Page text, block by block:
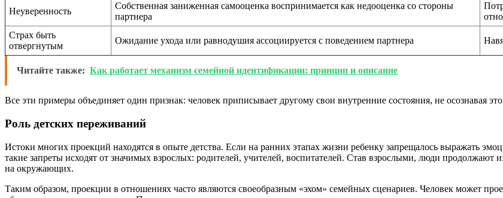
Неуверенность
Собственная заниженная самооценка воспринимается как недооценка со стороны
партнера
Страх быть
отвергнутым
Ожидание ухода или равнодушия ассоциируется с поведением партнера
Читайте также: Как работает механизм семейной идентификации: принцип и описание
Все эти примеры объединяет один признак: человек приписывает другому свои внутренние состояния, не осознавая
Роль детских переживаний
Истоки многих проекций находятся в опыте детства. Если на ранних этапах жизни ребенку запрещалось выражать
такие запреты исходят от значимых взрослых: родителей, учителей, воспитателей. Став взрослыми, люди
на окружающих.
Таким образом, проекции в отношениях часто являются своеобразным «эхом» семейных сценариев. Человек может